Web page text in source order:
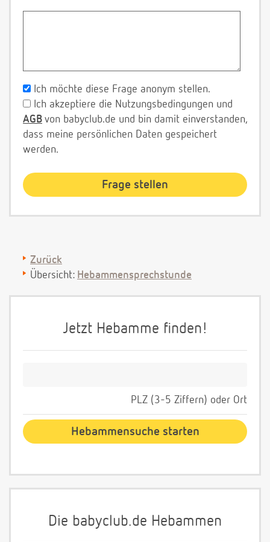
Ich möchte diese Frage anonym stellen.
Ich akzeptiere die Nutzungsbedingungen und
AGB von babyclub.de und bin damit einverstanden,
dass meine persönlichen Daten gespeichert
werden.
Zurück
Übersicht: Hebammensprechstunde
Jetzt Hebamme finden!
PLZ (3-5 Ziffern) oder Ort
Die babyclub.de Hebammen